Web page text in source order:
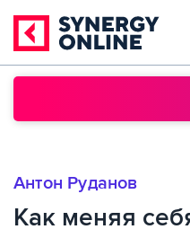
Антон Руданов
Как меняя